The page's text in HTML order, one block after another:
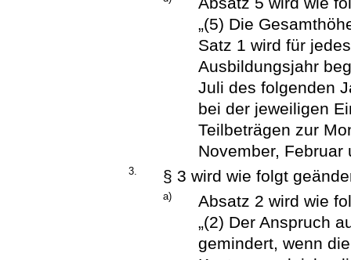
„(5) Die
Satz 1 wird für
Ausbildungsjahr
Juli des folgenden
bei der jeweiligen
Teilbeträgen zur
November, Februar
3. § 3 wird wie folgt
a)
Absatz 2 wird wie
„(2) Der Anspruch
gemindert, wenn